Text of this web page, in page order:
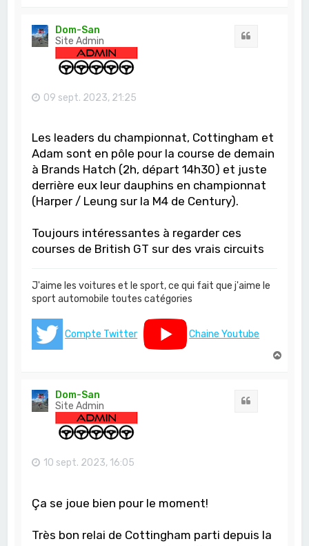
Dom-San
Site Admin
09 sept. 2023, 21:25
Les leaders du championnat, Cottingham et
Adam sont en pôle pour la course de demain
à Brands Hatch (2h, départ 14h30) et juste
derrière eux leur dauphins en championnat
(Harper / Leung sur la M4 de Century).
Toujours intéressantes à regarder ces
courses de British GT sur des vrais circuits
J'aime les voitures et le sport, ce qui fait que j'aime le
sport automobile toutes catégories
Compte Twitter
Chaine Youtube
Dom-San
Site Admin
10 sept. 2023, 16:05
Ça se joue bien pour le moment!
Très bon relai de Cottingham parti depuis la